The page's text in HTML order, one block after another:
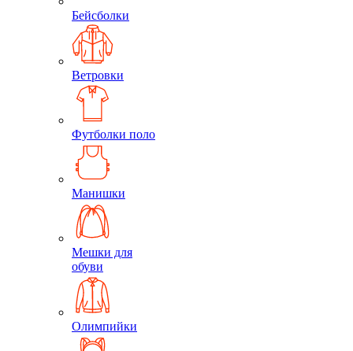
Бейсболки
Ветровки
Футболки поло
Манишки
Мешки для
обуви
Олимпийки